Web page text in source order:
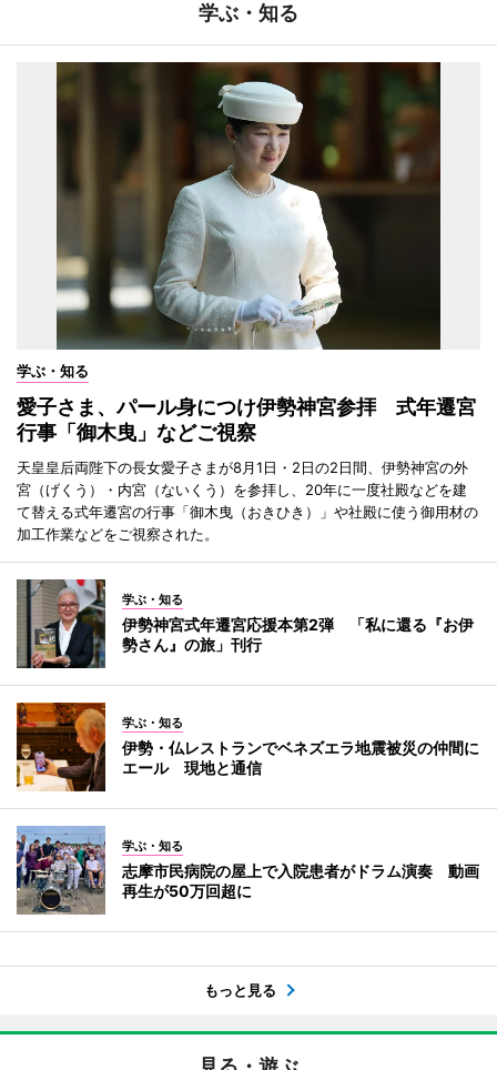
学ぶ・知る
学ぶ・知る
愛子さま、パール身につけ伊勢神宮参拝 式年遷宮
行事「御木曳」などご視察
天皇皇后両陛下の長女愛子さまが8月1日・2日の2日間、伊勢神宮の外
宮（げくう）・内宮（ないくう）を参拝し、20年に一度社殿などを建
て替える式年遷宮の行事「御木曳（おきひき）」や社殿に使う御用材の
加工作業などをご視察された。
学ぶ・知る
伊勢神宮式年遷宮応援本第2弾 「私に還る『お伊
勢さん』の旅」刊行
学ぶ・知る
伊勢・仏レストランでベネズエラ地震被災の仲間に
エール 現地と通信
学ぶ・知る
志摩市民病院の屋上で入院患者がドラム演奏 動画
再生が50万回超に
もっと見る